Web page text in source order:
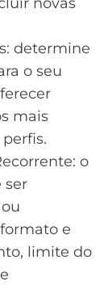
determine
o seu
mais
o
ser
e
limite do